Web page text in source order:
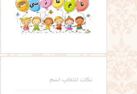
نکات انتخاب اسم